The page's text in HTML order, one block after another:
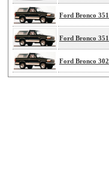
Ford Bronco 351
Ford Bronco 351
Ford Bronco 302